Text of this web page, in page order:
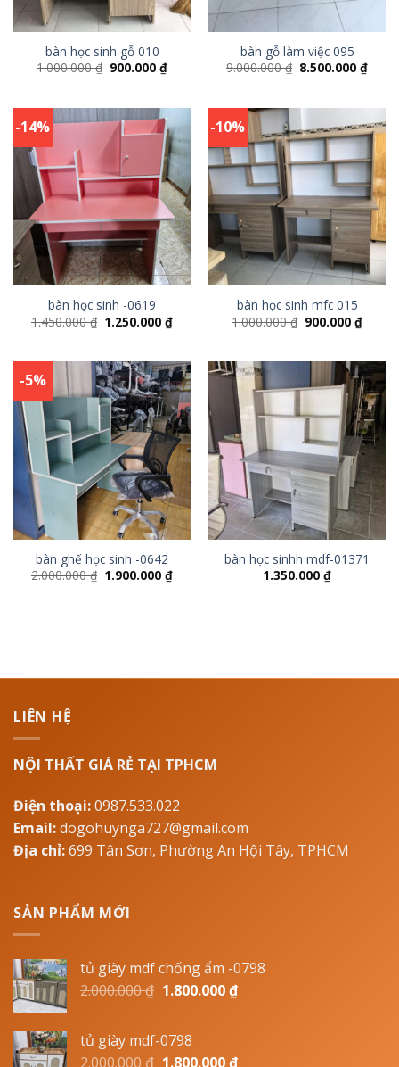
bàn học sinh gỗ 010
1.000.000₫ 900.000₫
bàn gỗ làm việc 095
9.000.000₫ 8.500.000₫
-14%
bàn học sinh -0619
1.450.000₫ 1.250.000₫
-10%
bàn học sinh mfc 015
1.000.000₫ 900.000₫
-5%
bàn ghế học sinh -0642
2.000.000₫ 1.900.000₫
bàn học sinhh mdf-01371
1.350.000 ₫
LIÊN HỆ
NỘI THẤT GIÁ RẺ TẠI TPHCM
Điện thoại:0987.533.022
Email:dogohuynga727@gmail.com
Địa chỉ:699 Tân Sơn, Phường An Hội Tây, TPHCM
SẢN PHẨM MỚI
tủ giày mdf chống ẩm -0798
2.000.000₫ 1.800.000₫
tủ giày mdf-0798
2.000.000₫ 1.800.000₫